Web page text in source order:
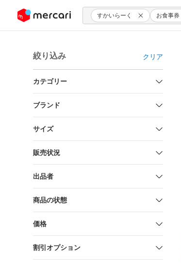
ツにスキップ すかいらーく お食事券
絞り込み クリア
カテゴリー
ブランド
サイズ
販売状況
出品者
商品の状態
価格
割引オプション